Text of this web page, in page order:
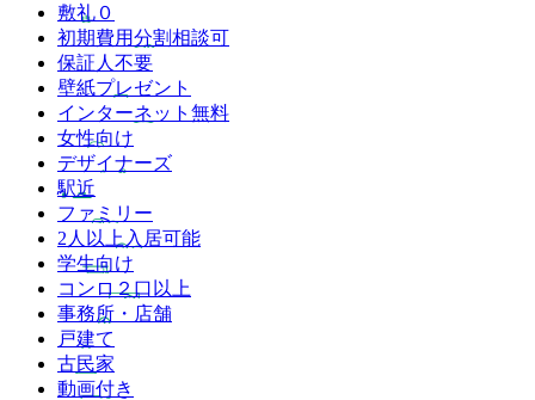
敷礼０
初期費用分割相談可
保証人不要
壁紙プレゼント
インターネット無料
女性向け
デザイナーズ
駅近
ファミリー
2人以上入居可能
学生向け
コンロ２口以上
事務所・店舗
戸建て
古民家
動画付き